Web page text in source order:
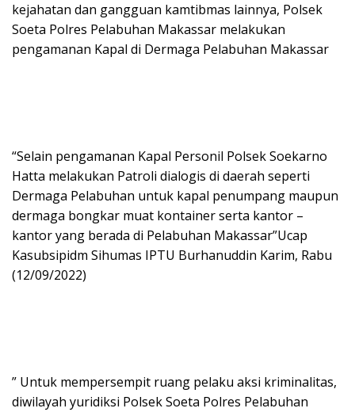
kejahatan dan gangguan kamtibmas lainnya, Polsek
Soeta Polres Pelabuhan Makassar melakukan
pengamanan Kapal di Dermaga Pelabuhan Makassar
“Selain pengamanan Kapal Personil Polsek Soekarno
Hatta melakukan Patroli dialogis di daerah seperti
Dermaga Pelabuhan untuk kapal penumpang maupun
dermaga bongkar muat kontainer serta kantor –
kantor yang berada di Pelabuhan Makassar”Ucap
Kasubsipidm Sihumas IPTU Burhanuddin Karim, Rabu
(12/09/2022)
” Untuk mempersempit ruang pelaku aksi kriminalitas,
diwilayah yuridiksi Polsek Soeta Polres Pelabuhan